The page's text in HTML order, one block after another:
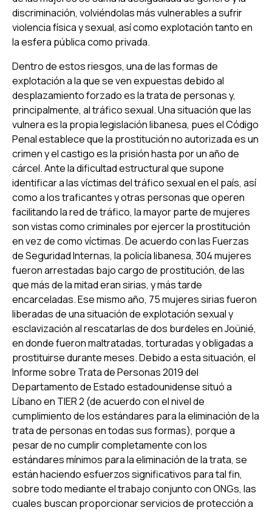
discriminación, volviéndolas más vulnerables a sufrir
violencia física y sexual, así como explotación tanto en
la esfera pública como privada.
Dentro de estos riesgos, una de las formas de
explotación a la que se ven expuestas debido al
desplazamiento forzado es la trata de personas y,
principalmente, al tráfico sexual. Una situación que las
vulnera es la propia legislación libanesa, pues el Código
Penal establece que la prostitución no autorizada es un
crimen y el castigo es la prisión hasta por un año de
cárcel. Ante la dificultad estructural que supone
identificar a las víctimas del tráfico sexual en el país, así
como a los traficantes y otras personas que operen
facilitando la red de tráfico, la mayor parte de mujeres
son vistas como criminales por ejercer la prostitución
en vez de como víctimas. De acuerdo con las Fuerzas
de Seguridad Internas, la policía libanesa, 304 mujeres
fueron arrestadas bajo cargo de prostitución, de las
que más de la mitad eran sirias, y más tarde
encarceladas. Ese mismo año, 75 mujeres sirias fueron
liberadas de una situación de explotación sexual y
esclavización al rescatarlas de dos burdeles en Joünié,
en donde fueron maltratadas, torturadas y obligadas a
prostituirse durante meses. Debido a esta situación, el
Informe sobre Trata de Personas 2019 del
Departamento de Estado estadounidense situó a
Líbano en TIER 2 (de acuerdo con el nivel de
cumplimiento de los estándares para la eliminación de la
trata de personas en todas sus formas), porque a
pesar de no cumplir completamente con los
estándares mínimos para la eliminación de la trata, se
están haciendo esfuerzos significativos para tal fin,
sobre todo mediante el trabajo conjunto con ONGs, las
cuales buscan proporcionar servicios de protección a